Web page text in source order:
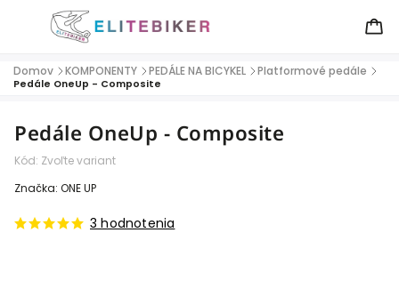
Domov / KOMPONENTY / PEDÁLE NA BICYKEL / Platformové pedále /
Pedále OneUp - Composite
Pedále OneUp - Composite
Kód: Zvoľte variant
3 hodnotenia
Značka: ONE UP